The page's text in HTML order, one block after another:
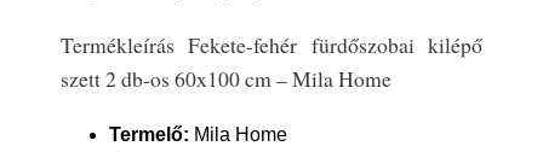
Termékleírás Fekete-fehér fürdőszobai kilépő
szett 2 db-os 60x100 cm – Mila Home
Termelő: Mila Home